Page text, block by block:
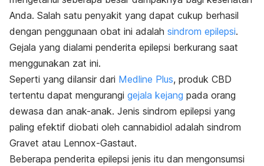
Anda. Salah satu penyakit yang dapat cukup berhasil
dengan penggunaan obat ini adalah sindrom epilepsi.
Gejala yang dialami penderita epilepsi berkurang saat
menggunakan zat ini.
Seperti yang dilansir dari Medline Plus, produk CBD
tertentu dapat mengurangi gejala kejang pada orang
dewasa dan anak-anak. Jenis sindrom epilepsi yang
paling efektif diobati oleh cannabidiol adalah sindrom
Gravet atau Lennox-Gastaut.
Beberapa penderita epilepsi jenis itu dan mengonsumsi